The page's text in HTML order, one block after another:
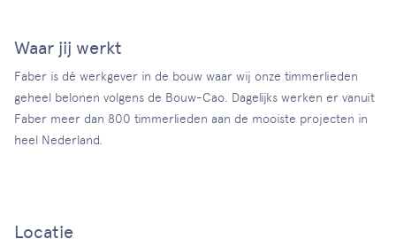
Waar jij werkt
Faber is dé werkgever in de bouw waar wij onze timmerlieden
geheel belonen volgens de Bouw-Cao. Dagelijks werken er vanuit
Faber meer dan 800 timmerlieden aan de mooiste projecten in
heel Nederland.
Locatie